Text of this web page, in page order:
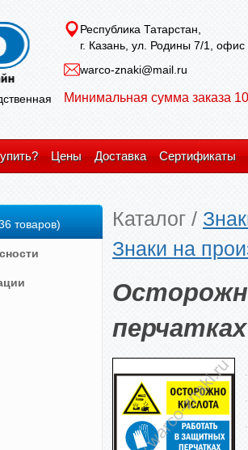
Республика Татарстан,
г. Казань, ул. Родины 7/1, офис
warco-znaki@mail.ru
Минимальная сумма заказа
Цены Доставка Сертификаты
Каталог /
Знаки на
перчатках
товаров)